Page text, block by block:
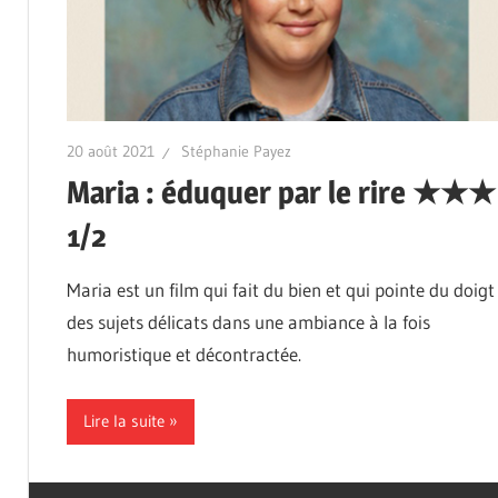
20 août 2021 Stéphanie Payez
Maria : éduquer par le rire ★★★
1/2
Maria est un film qui fait du bien et qui pointe du doigt
des sujets délicats dans une ambiance à la fois
humoristique et décontractée.
Lire la suite